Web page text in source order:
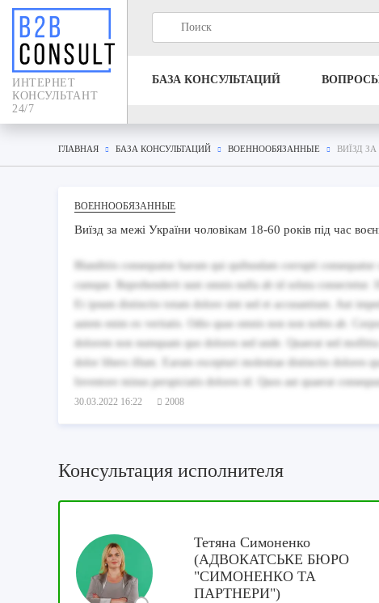
ИНТЕРНЕТ
КОНСУЛЬТАНТ
24/7
БАЗА КОНСУЛЬТАЦИЙ
ГЛАВНАЯ БАЗА КОНСУЛЬТАЦИЙ ВОЕННООБЯЗАННЫЕ ВИЇЗД
ВОЕННООБЯЗАННЫЕ
Виїзд за межі України чоловікам 18-60 років під час
Blanditiis consequatur harum qui quibusdam corrupti
cumque. Reprehenderit sunt omnis nulla ab id soluta
Et ipsum distinctio totam dolore sint sed et accusantium. Aut
autem enim ex veritatis. Odio quas omnis non non nobis ab.
dolorem non numquam quo dolores sed unde. Quaerat sed
dolor libero illum. Earum excepturi molestiae distinctio dolores
Inventore minus perspiciatis dolores id. Quos aut quaerat
30.03.2022 16:22 2008
Консультация исполнителя
Тетяна Симоненко
(АДВОКАТСЬКЕ БЮРО
"СИМОНЕНКО ТА
ПАРТНЕРИ")